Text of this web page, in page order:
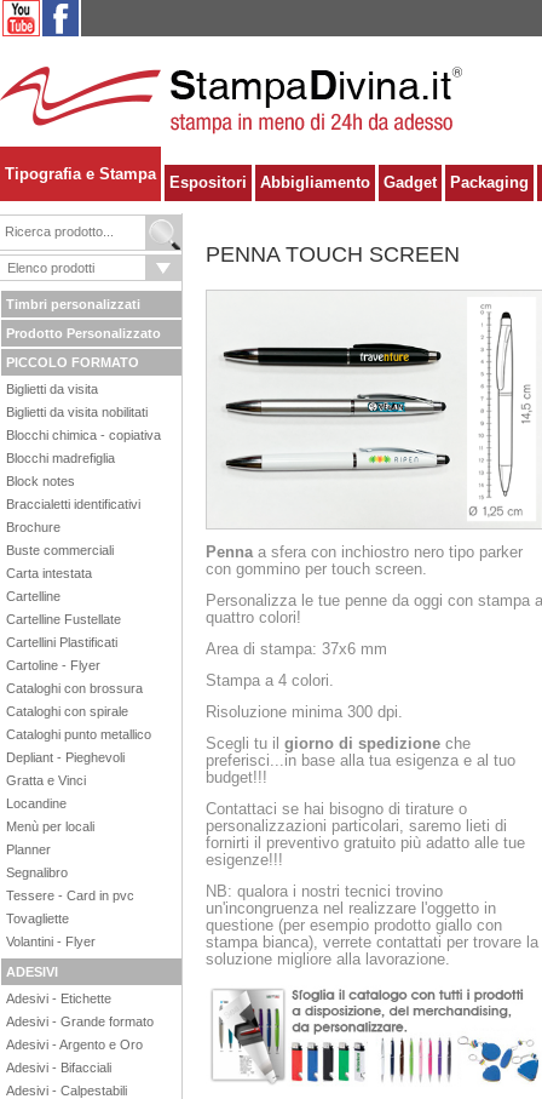
Tipografia e Stampa Espositori Abbigliamento Gadget Packaging
Timbri personalizzati
Prodotto Personalizzato
PICCOLO FORMATO
Biglietti da visita
Biglietti da visita nobilitati
Blocchi chimica - copiativa
Blocchi madrefiglia
Block notes
Braccialetti identificativi
Brochure
Buste commerciali
Carta intestata
Cartelline
Cartelline Fustellate
Cartellini Plastificati
Cartoline - Flyer
Cataloghi con brossura
Cataloghi con spirale
Cataloghi punto metallico
Depliant - Pieghevoli
Gratta e Vinci
Locandine
Menù per locali
Planner
Segnalibro
Tessere - Card in pvc
Tovagliette
Volantini - Flyer
ADESIVI
Adesivi - Etichette
Adesivi - Grande formato
Adesivi - Argento e Oro
Adesivi - Bifacciali
Adesivi - Calpestabili
PENNA TOUCH SCREEN
Penna a sfera con inchiostro nero tipo parker
con gommino per touch screen.
Personalizza le tue penne da oggi con stampa a
quattro colori!
Area di stampa: 37x6 mm
Stampa a 4 colori.
Risoluzione minima 300 dpi.
Scegli tu il giorno di spedizione che
preferisci...in base alla tua esigenza e al tuo
budget!!!
Contattaci se hai bisogno di tirature o
personalizzazioni particolari, saremo lieti di
fornirti il preventivo gratuito più adatto alle tue
esigenze!!!
NB: qualora i nostri tecnici trovino
un'incongruenza nel realizzare l'oggetto in
questione (per esempio prodotto giallo con
stampa bianca), verrete contattati per trovare la
soluzione migliore alla lavorazione.